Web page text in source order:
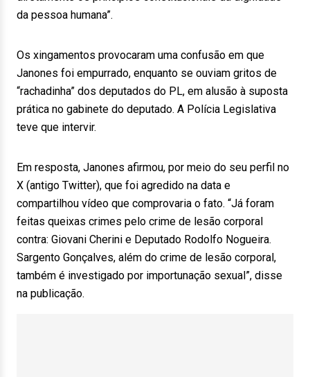
da pessoa humana”.
Os xingamentos provocaram uma confusão em que
Janones foi empurrado, enquanto se ouviam gritos de
“rachadinha” dos deputados do PL, em alusão à suposta
prática no gabinete do deputado. A Polícia Legislativa
teve que intervir.
Em resposta, Janones afirmou, por meio do seu perfil no
X (antigo Twitter), que foi agredido na data e
compartilhou vídeo que comprovaria o fato. “Já foram
feitas queixas crimes pelo crime de lesão corporal
contra: Giovani Cherini e Deputado Rodolfo Nogueira.
Sargento Gonçalves, além do crime de lesão corporal,
também é investigado por importunação sexual”, disse
na publicação.